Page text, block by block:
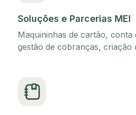
Soluções e Parcerias MEI
Maquininhas de cartão, conta
gestão de cobranças, criação